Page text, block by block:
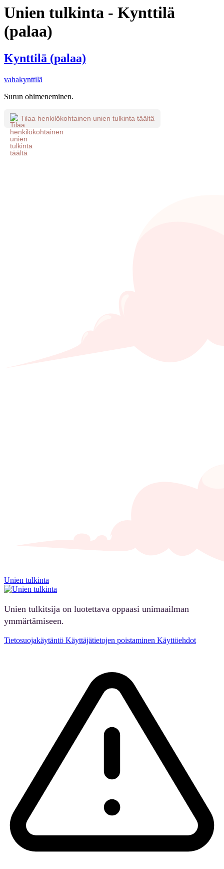
Unien tulkinta - Kynttilä
(palaa)
Kynttilä (palaa)
vahakynttilä
Surun ohimeneminen.
Tilaa henkilökohtainen unien tulkinta täältä
Unien tulkinta
Unien tulkitsija on luotettava oppaasi unimaailman
ymmärtämiseen.
Tietosuojakäytäntö Käyttäjätietojen poistaminen Käyttöehdot